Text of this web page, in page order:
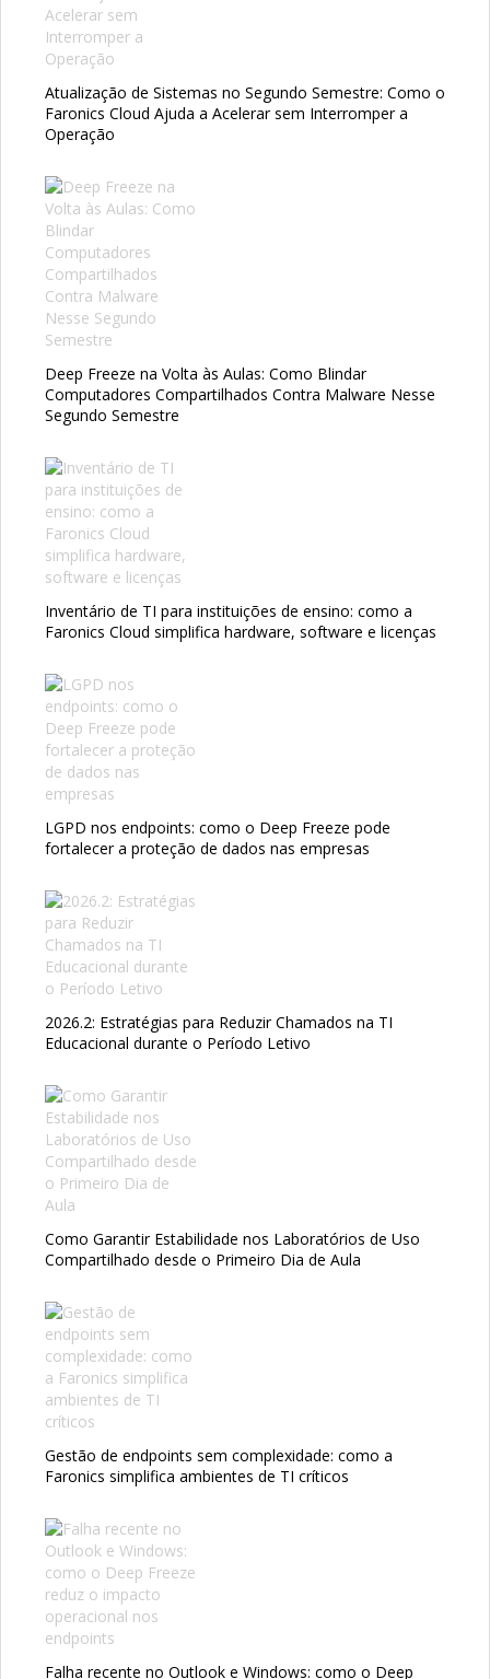
Atualização de Sistemas no Segundo Semestre: Como o
Faronics Cloud Ajuda a Acelerar sem Interromper a
Operação
Deep Freeze na Volta às Aulas: Como Blindar
Computadores Compartilhados Contra Malware Nesse
Segundo Semestre
Inventário de TI para instituições de ensino: como a
Faronics Cloud simplifica hardware, software e licenças
LGPD nos endpoints: como o Deep Freeze pode
fortalecer a proteção de dados nas empresas
2026.2: Estratégias para Reduzir Chamados na TI
Educacional durante o Período Letivo
Como Garantir Estabilidade nos Laboratórios de Uso
Compartilhado desde o Primeiro Dia de Aula
Gestão de endpoints sem complexidade: como a
Faronics simplifica ambientes de TI críticos
Falha recente no Outlook e Windows: como o Deep